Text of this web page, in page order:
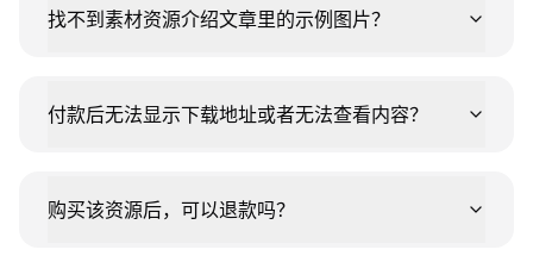
找不到素材资源介绍文章里的示例图片？
付款后无法显示下载地址或者无法查看内容？
购买该资源后，可以退款吗？